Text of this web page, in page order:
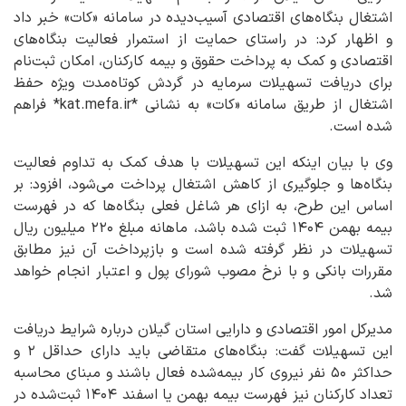
اشتغال بنگاه‌های اقتصادی آسیب‌دیده در سامانه «کات» خبر داد
و اظهار کرد: در راستای حمایت از استمرار فعالیت بنگاه‌های
اقتصادی و کمک به پرداخت حقوق و بیمه کارکنان، امکان ثبت‌نام
برای دریافت تسهیلات سرمایه در گردش کوتاه‌مدت ویژه حفظ
اشتغال از طریق سامانه «کات» به نشانی *kat.mefa.ir* فراهم
شده است.
وی با بیان اینکه این تسهیلات با هدف کمک به تداوم فعالیت
بنگاه‌ها و جلوگیری از کاهش اشتغال پرداخت می‌شود، افزود: بر
اساس این طرح، به ازای هر شاغل فعلی بنگاه‌ها که در فهرست
بیمه بهمن ۱۴۰۴ ثبت شده باشد، ماهانه مبلغ ۲۲۰ میلیون ریال
تسهیلات در نظر گرفته شده است و بازپرداخت آن نیز مطابق
مقررات بانکی و با نرخ مصوب شورای پول و اعتبار انجام خواهد
شد.
مدیرکل امور اقتصادی و دارایی استان گیلان درباره شرایط دریافت
این تسهیلات گفت: بنگاه‌های متقاضی باید دارای حداقل ۲ و
حداکثر ۵۰ نفر نیروی کار بیمه‌شده فعال باشند و مبنای محاسبه
تعداد کارکنان نیز فهرست بیمه بهمن یا اسفند ۱۴۰۴ ثبت‌شده در